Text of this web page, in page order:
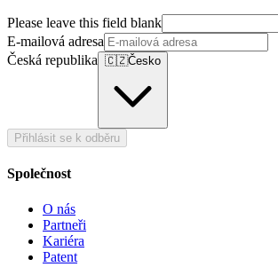
Please leave this field blank
E-mailová adresa
Česká republika 🇨🇿Česko
Přihlásit se k odběru
Společnost
O nás
Partneři
Kariéra
Patent